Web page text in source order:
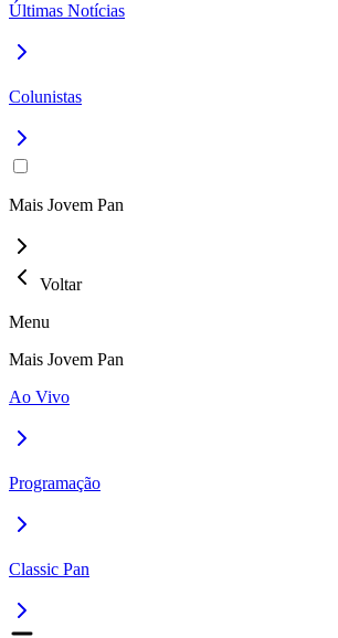
Últimas Notícias
Colunistas
Mais Jovem Pan
Voltar
Menu
Mais Jovem Pan
Ao Vivo
Programação
Classic Pan